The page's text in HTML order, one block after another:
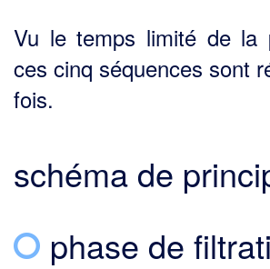
Vu le temps limité de la
ces cinq séquences sont
fois.
schéma de
phase de